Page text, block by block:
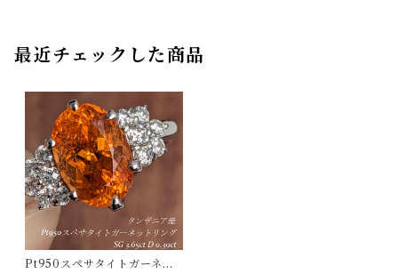
最近チェックした商品
Pt950スペサタイトガーネッ